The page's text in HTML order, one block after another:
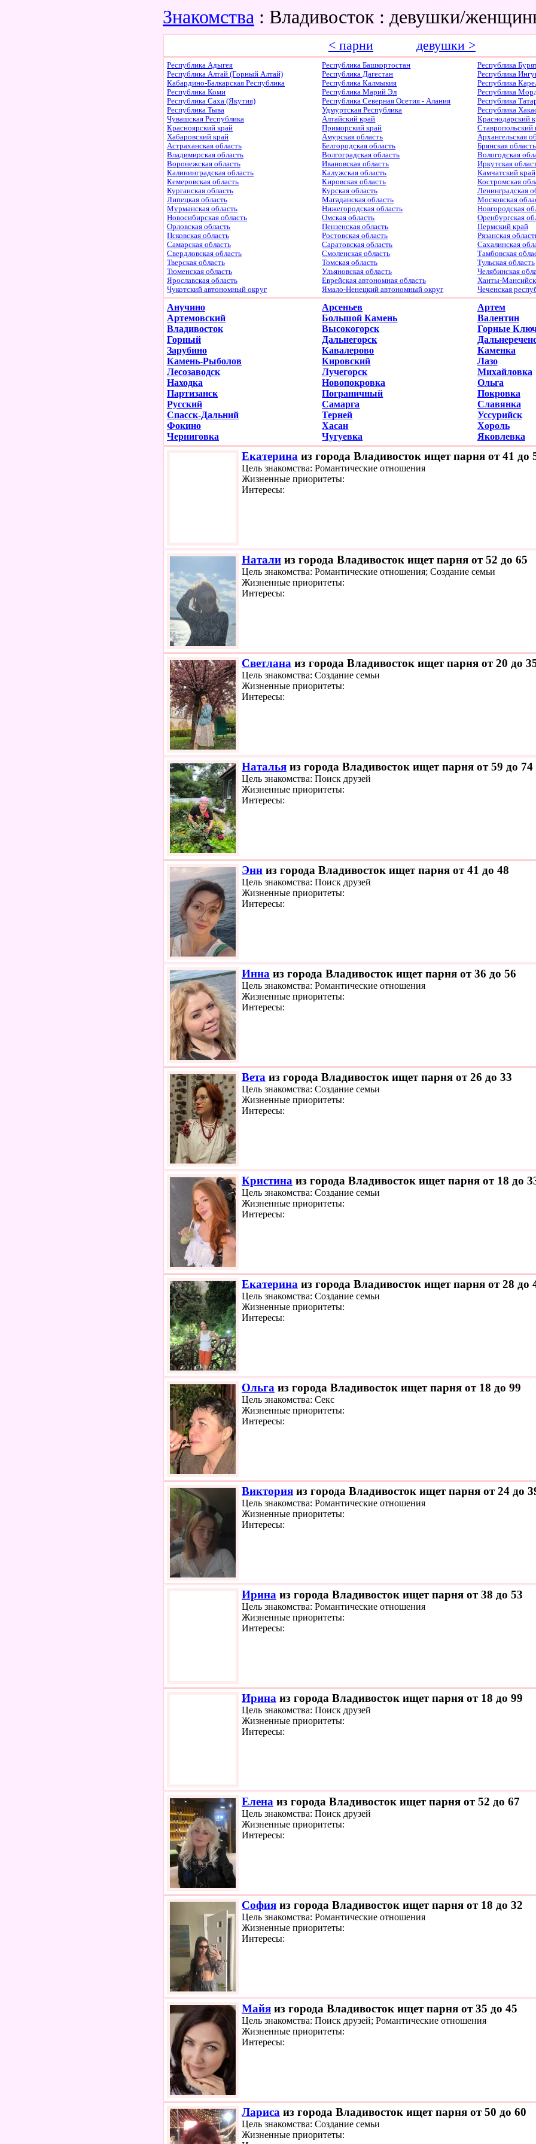
Знакомства : Владивосток : девушки/
< парни девушки >
Республика Адыгея Республика Башкортостан
Республика
Республика Алтай (Горный Алтай)
Республика Дагестан
Республика
Кабардино-Балкарская Республика
Республика Калмыкия
Республика
Республика Коми
Республика Марий Эл
Республика
Республика Саха (Якутия)
Республика Северная Осетия - Алания
Республика
Республика Тыва
Удмуртская Республика
Республика
Чувашская Республика
Алтайский край
Краснодарский
Красноярский край
Приморский край
Ставропольский
Хабаровский край
Амурская область
Архангельская
Астраханская область
Белгородская область
Брянская область
Владимирская область
Волгоградская область
Вологодская
Воронежская область
Ивановская область
Иркутская
Калининградская область
Калужская область
Камчатский край
Кемеровская область
Кировская область
Костромская
Курганская область
Курская область
Ленинградская
Липецкая область
Магаданская область
Московская
Мурманская область
Нижегородская область
Новгородская
Новосибирская область
Омская область
Оренбургская
Орловская область
Пензенская область
Пермский край
Псковская область
Ростовская область
Рязанская
Самарская область
Саратовская область
Сахалинская
Свердловская область
Смоленская область
Тамбовская
Тверская область
Томская область
Тульская область
Тюменская область
Ульяновская область
Челябинская
Ярославская область
Еврейская автономная область
Ханты-
Чукотский автономный округ
Ямало-Ненецкий автономный округ Чеченская
Анучино Арсеньев
Артем
Артемовский
Большой Камень
Валентин
Владивосток
Высокогорск
Горные
Горный
Дальнегорск
Зарубино
Кавалерово
Каменка
Камень-Рыболов
Кировский
Лазо
Лесозаводск
Лучегорск
Михайловка
Находка
Новопокровка
Ольга
Партизанск
Пограничный
Покровка
Русский
Самарга
Славянка
Спасск-Дальний
Терней
Уссурийск
Фокино
Хасан
Хороль
Черниговка
Чугуевка Яковлевка
Екатерина из города Владивосток ищет парня от 41 до
Цель знакомства: Романтические отношения
Жизненные приоритеты:
Интересы:
Натали из города Владивосток ищет парня от 52 до 65
Цель знакомства: Романтические отношения; Создание семьи
Жизненные приоритеты:
Интересы:
Светлана из города Владивосток ищет парня от 20 до
Цель знакомства: Создание семьи
Жизненные приоритеты:
Интересы:
Наталья из города Владивосток ищет парня от 59 до 74
Цель знакомства: Поиск друзей
Жизненные приоритеты:
Интересы:
Энн из города Владивосток ищет парня от 41 до 48
Цель знакомства: Поиск друзей
Жизненные приоритеты:
Интересы:
Инна из города Владивосток ищет парня от 36 до 56
Цель знакомства: Романтические отношения
Жизненные приоритеты:
Интересы:
Вета из города Владивосток ищет парня от 26 до 33
Цель знакомства: Создание семьи
Жизненные приоритеты:
Интересы:
Кристина из города Владивосток ищет парня от 18 до
Цель знакомства: Создание семьи
Жизненные приоритеты:
Интересы:
Екатерина из города Владивосток ищет парня от 28 до
Цель знакомства: Создание семьи
Жизненные приоритеты:
Интересы:
Ольга из города Владивосток ищет парня от 18 до 99
Цель знакомства: Секс
Жизненные приоритеты:
Интересы:
Виктория из города Владивосток ищет парня от 24 до
Цель знакомства: Романтические отношения
Жизненные приоритеты:
Интересы:
Ирина из города Владивосток ищет парня от 38 до 53
Цель знакомства: Романтические отношения
Жизненные приоритеты:
Интересы:
Ирина из города Владивосток ищет парня от 18 до 99
Цель знакомства: Поиск друзей
Жизненные приоритеты:
Интересы:
Елена из города Владивосток ищет парня от 52 до 67
Цель знакомства: Поиск друзей
Жизненные приоритеты:
Интересы:
София из города Владивосток ищет парня от 18 до 32
Цель знакомства: Романтические отношения
Жизненные приоритеты:
Интересы:
Майя из города Владивосток ищет парня от 35 до 45
Цель знакомства: Поиск друзей; Романтические отношения
Жизненные приоритеты:
Интересы:
Лариса из города Владивосток ищет парня от 50 до 60
Цель знакомства: Создание семьи
Жизненные приоритеты: